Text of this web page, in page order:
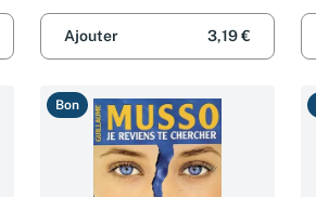
Ajouter 3,19 €
Bon